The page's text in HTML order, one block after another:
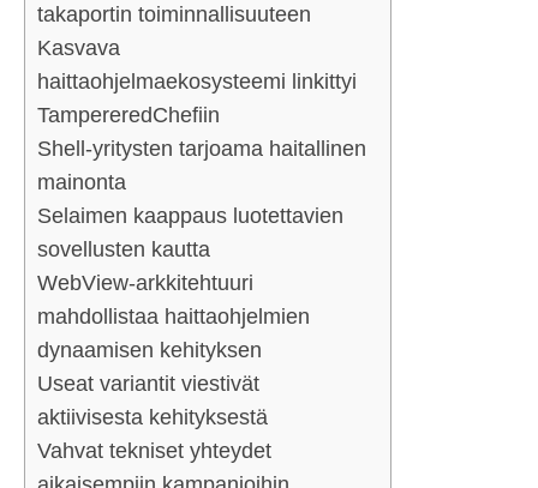
takaportin toiminnallisuuteen
Kasvava
haittaohjelmaekosysteemi linkittyi
TampereredChefiin
Shell-yritysten tarjoama haitallinen
mainonta
Selaimen kaappaus luotettavien
sovellusten kautta
WebView-arkkitehtuuri
mahdollistaa haittaohjelmien
dynaamisen kehityksen
Useat variantit viestivät
aktiivisesta kehityksestä
Vahvat tekniset yhteydet